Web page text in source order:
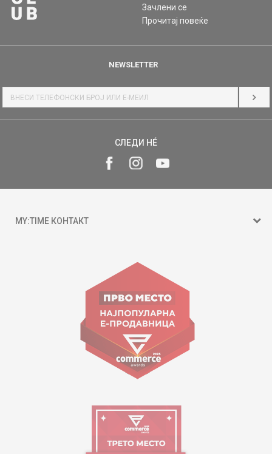
Зачлени се
Прочитај повеќе
NEWSLETTER
СЛЕДИ НÉ
MY:TIME КОНТАКТ
ул. Гоце Николовски бр.74 Скопје
contact@mytime.mk
Работно време:
09:00 до 17:00